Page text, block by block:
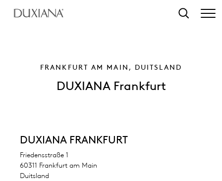
Zoeken
FRANKFURT AM MAIN, DUITSLAND
DUXIANA Frankfurt
DUXIANA FRANKFURT
Friedensstraße 1
60311 Frankfurt am Main
Duitsland